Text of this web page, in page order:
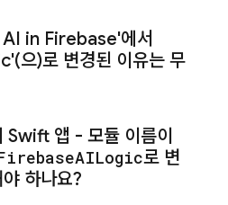
in Firebase'에서
'(으)로 변경된 이유는 무
앱 - 모듈 이름이
AILogic로 변
하나요?